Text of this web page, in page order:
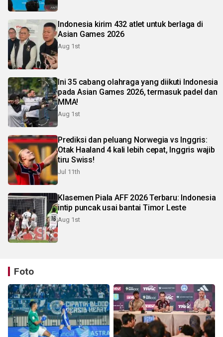
Indonesia kirim 432 atlet untuk berlaga di
Asian Games 2026
Aug 1st
Ini 35 cabang olahraga yang diikuti Indonesia
pada Asian Games 2026, termasuk padel dan
MMA!
Aug 1st
Prediksi dan peluang Norwegia vs Inggris:
Otak Haaland 4 kali lebih cepat, Inggris wajib
tiru Swiss!
Jul 11th
Klasemen Piala AFF 2026 Terbaru: Indonesia
intip puncak usai bantai Timor Leste
Aug 1st
Foto